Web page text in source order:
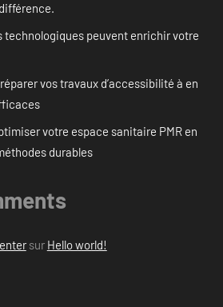
technologiques peuvent enrichir votre
vos travaux d’accessibilité à en
votre espace sanitaire PMR en
durables
sur Hello world!